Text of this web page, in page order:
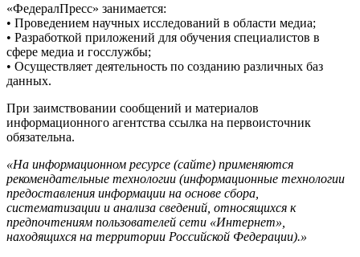
«ФедералПресс» занимается:
• Проведением научных исследований в области медиа;
• Разработкой приложений для обучения специалистов в
сфере медиа и госслужбы;
• Осуществляет деятельность по созданию различных баз
данных.
При заимствовании сообщений и материалов
информационного агентства ссылка на первоисточник
обязательна.
«На информационном ресурсе (сайте) применяются
рекомендательные технологии (информационные технологии
предоставления информации на основе сбора,
систематизации и анализа сведений, относящихся к
предпочтениям пользователей сети «Интернет»,
находящихся на территории Российской Федерации).»